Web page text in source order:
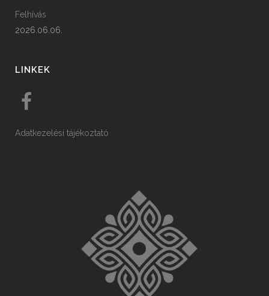
Felhívás
2026.06.06.
LINKEK
Adatkezelési tájékoztató